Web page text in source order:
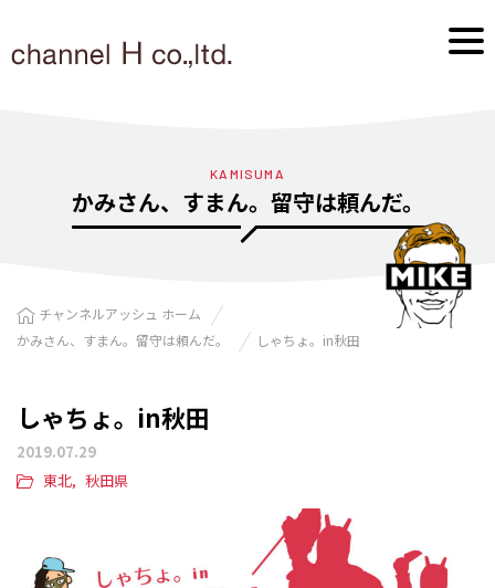
KAMISUMA
かみさん、すまん。留守は頼んだ。
チャンネルアッシュ ホーム
かみさん、すまん。留守は頼んだ。
しゃちょ。in秋田
しゃちょ。in秋田
2019.07.29
東北
秋田県